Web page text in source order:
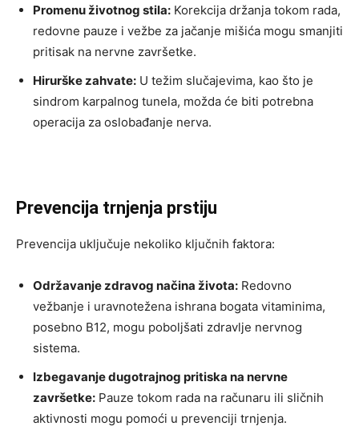
Promenu životnog stila: Korekcija držanja tokom rada,
redovne pauze i vežbe za jačanje mišića mogu smanjiti
pritisak na nervne završetke.
Hirurške zahvate: U težim slučajevima, kao što je
sindrom karpalnog tunela, možda će biti potrebna
operacija za oslobađanje nerva.
Prevencija trnjenja prstiju
Prevencija uključuje nekoliko ključnih faktora:
Održavanje zdravog načina života: Redovno
vežbanje i uravnotežena ishrana bogata vitaminima,
posebno B12, mogu poboljšati zdravlje nervnog
sistema.
Izbegavanje dugotrajnog pritiska na nervne
završetke: Pauze tokom rada na računaru ili sličnih
aktivnosti mogu pomoći u prevenciji trnjenja.